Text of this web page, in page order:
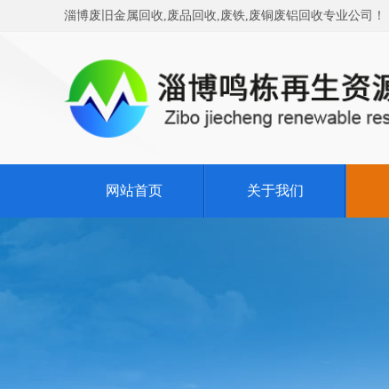
淄博废旧金属回收,废品回收,废铁,废铜废铝回收专业公司！
网站首页 关于我们